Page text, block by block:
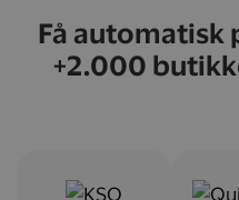
Få automatisk
+2.000